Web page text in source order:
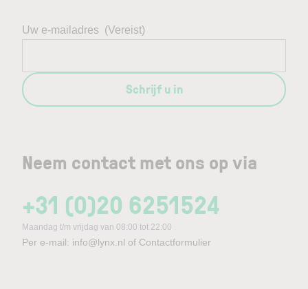
Neem contact met ons op via
+31 (0)20 6251524
Maandag t/m vrijdag van 08:00 tot 22:00
Per e-mail: info@lynx.nl of Contactformulier
Uw e-mailadres (Vereist)
Schrijf u in